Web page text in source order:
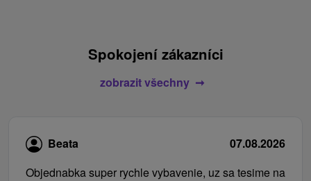
Spokojení zákazníci
zobrazit všechny
Beata
07.08.2026
Objednabka super rychle vybavenie, uz sa tesime na